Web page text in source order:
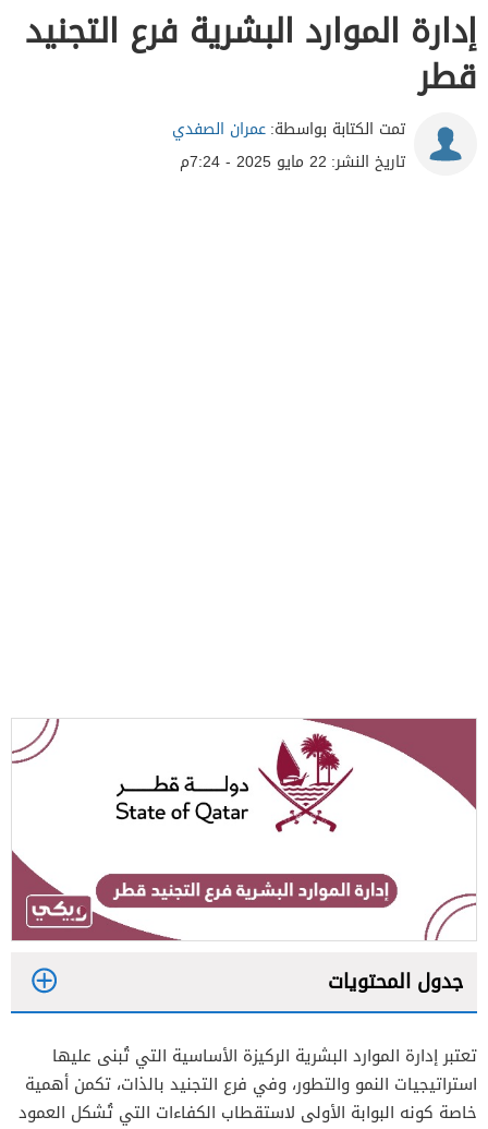
إدارة الموارد البشرية فرع التجنيد
قطر
تمت الكتابة بواسطة:عمران الصفدي
تاريخ النشر: 22 مايو 2025 - 7:24م
جدول المحتويات
2
3
تعتبر إدارة الموارد البشرية الركيزة الأساسية التي تُبنى عليها
استراتيجيات النمو والتطور، وفي فرع التجنيد بالذات، تكمن أهمية
خاصة كونه البوابة الأولى لاستقطاب الكفاءات التي تُشكل العمود